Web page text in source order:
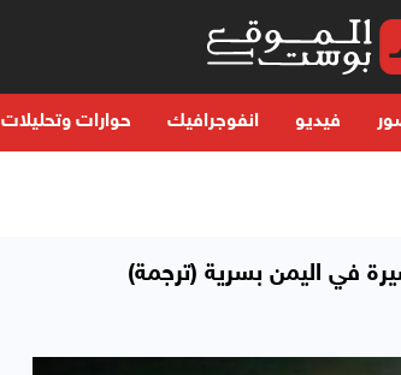
فيديو انفوجرافيك حوارات وتحليلات
في اليمن بسرية (ترجمة)